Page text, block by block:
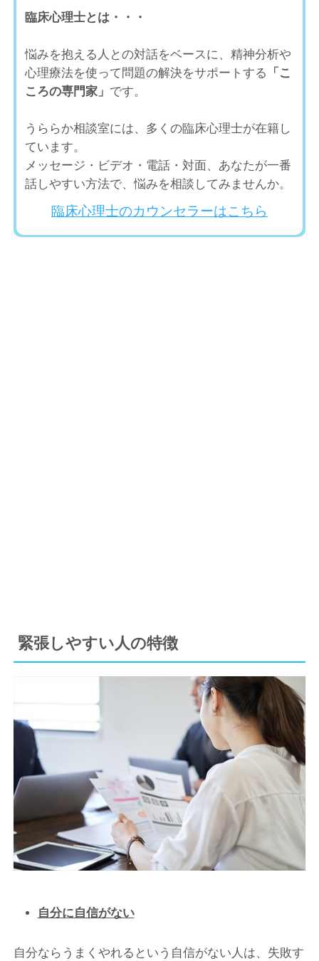
臨床心理士とは・・・
悩みを抱える人との対話をベースに、精神分析や
心理療法を使って問題の解決をサポートする 「こ
ころの専門家」 です。
うららか相談室には、多くの臨床心理士が在籍し
ています。
メッセージ・ビデオ・電話・対面、あなたが一番
話しやすい方法で、悩みを相談してみませんか。
臨床心理士のカウンセラーはこちら
緊張しやすい人の特徴
自分に自信がない
自分ならうまくやれるという自信がない人は、失敗す